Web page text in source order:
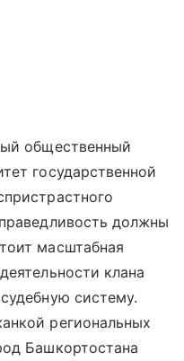
общественный
государственной
должны
масштабная
клана
систему.
региональных
Башкортостана